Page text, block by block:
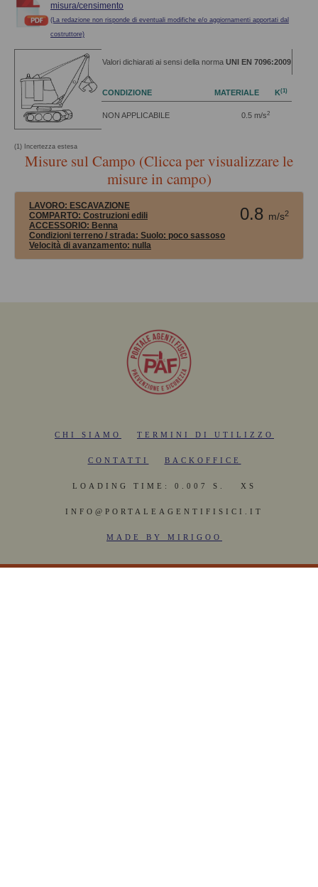
misura/censimento
(La redazione non risponde di eventuali modifiche e/o aggiornamenti apportati dal
costruttore)
Valori dichiarati ai sensi della norma UNI EN 7096:2009
CONDIZIONE MATERIALE K(1)
NON APPLICABILE 0.5 m/s2
(1) Incertezza estesa
Misure sul Campo (Clicca per visualizzare le
misure in campo)
0.8 m/s2
LAVORO: ESCAVAZIONE
COMPARTO: Costruzioni edili
ACCESSORIO: Benna
Condizioni terreno / strada: Suolo: poco sassoso
Velocità di avanzamento: nulla
CHI SIAMO TERMINI DI UTILIZZO
CONTATTI BACKOFFICE
LOADING TIME: 0.007 S. XS
INFO@PORTALEAGENTIFISICI.IT
MADE BY MIRIGOO